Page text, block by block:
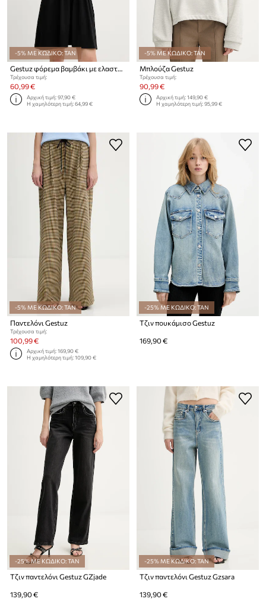
-5% ΜΕ ΚΩΔΙΚΟ: TAN
Gestuz φόρεμα βαμβάκι με ελαστάν
Τρέχουσα τιμή:
60,99 €
Αρχική τιμή:97,90 €
Η χαμηλότερη τιμή:64,99 €
-5% ΜΕ ΚΩΔΙΚΟ: TAN
Μπλούζα Gestuz
Τρέχουσα τιμή:
90,99 €
Αρχική τιμή:149,90 €
Η χαμηλότερη τιμή:95,99 €
-5% ΜΕ ΚΩΔΙΚΟ: TAN
Παντελόνι Gestuz
Τρέχουσα τιμή:
100,99 €
Αρχική τιμή:169,90 €
Η χαμηλότερη τιμή:109,90 €
-25% ΜΕ ΚΩΔΙΚΟ: TAN
Τζιν πουκάμισο Gestuz
169,90 €
-25% ΜΕ ΚΩΔΙΚΟ: TAN
Τζιν παντελόνι Gestuz GZjade
139,90 €
-25% ΜΕ ΚΩΔΙΚΟ: TAN
Τζιν παντελόνι Gestuz Gzsara
139,90 €